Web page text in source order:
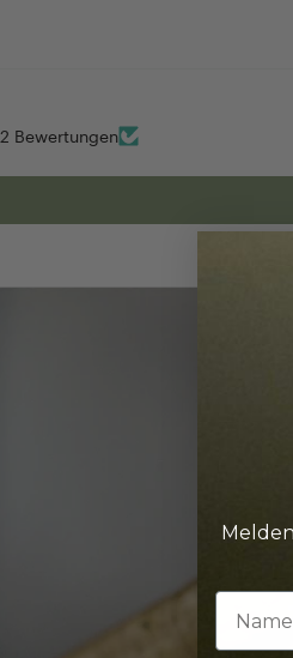
Bewertungen